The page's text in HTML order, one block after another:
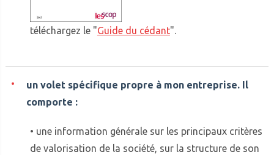
téléchargez le "Guide du cédant".
un volet spécifique propre à mon entreprise. Il
comporte :
• une information générale sur les principaux critères
de valorisation de la société, sur la structure de son